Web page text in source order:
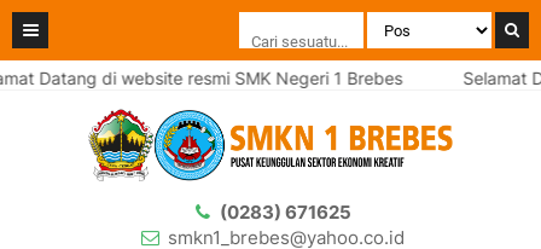
Datang di website resmi SMK Negeri 1 Brebes Selamat
(0283) 671625
smkn1_brebes@yahoo.co.id